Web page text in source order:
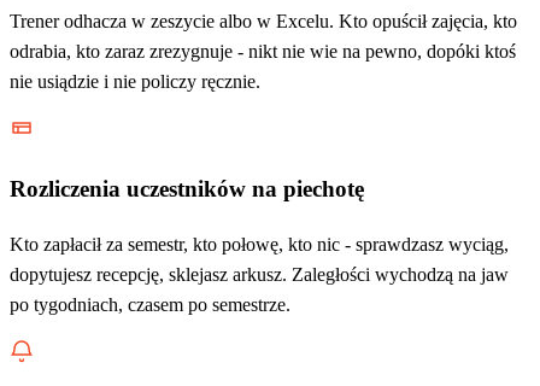
Trener odhacza w zeszycie albo w Excelu. Kto opuścił zajęcia, kto
odrabia, kto zaraz zrezygnuje - nikt nie wie na pewno, dopóki ktoś
nie usiądzie i nie policzy ręcznie.
Rozliczenia uczestników na piechotę
Kto zapłacił za semestr, kto połowę, kto nic - sprawdzasz wyciąg,
dopytujesz recepcję, sklejasz arkusz. Zaległości wychodzą na jaw
po tygodniach, czasem po semestrze.